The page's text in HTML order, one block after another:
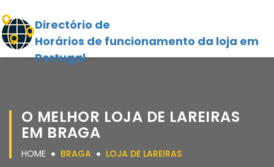
Directório de
Horários de funcionamento da loja em
Portugal
O MELHOR LOJA DE LAREIRAS
EM BRAGA
HOME BRAGA LOJA DE LAREIRAS